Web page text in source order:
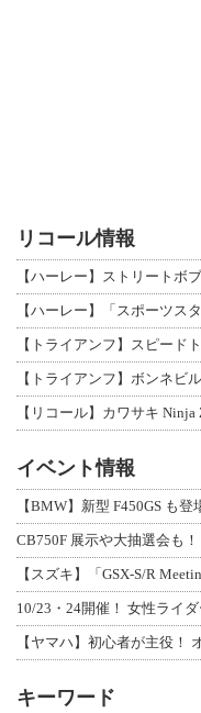
リコール情報
【ハーレー】ストリートボ
【トライアンフ】スピード
【リコール】カワサキ Ninja
イベント情報
【BMW】新型 F450GS も
CB750F 展示や大抽選会も
【スズキ】「GSX-S/R
10/23・24開催！ 女性ライ
【ヤマハ】初心者が主役！
キーワード